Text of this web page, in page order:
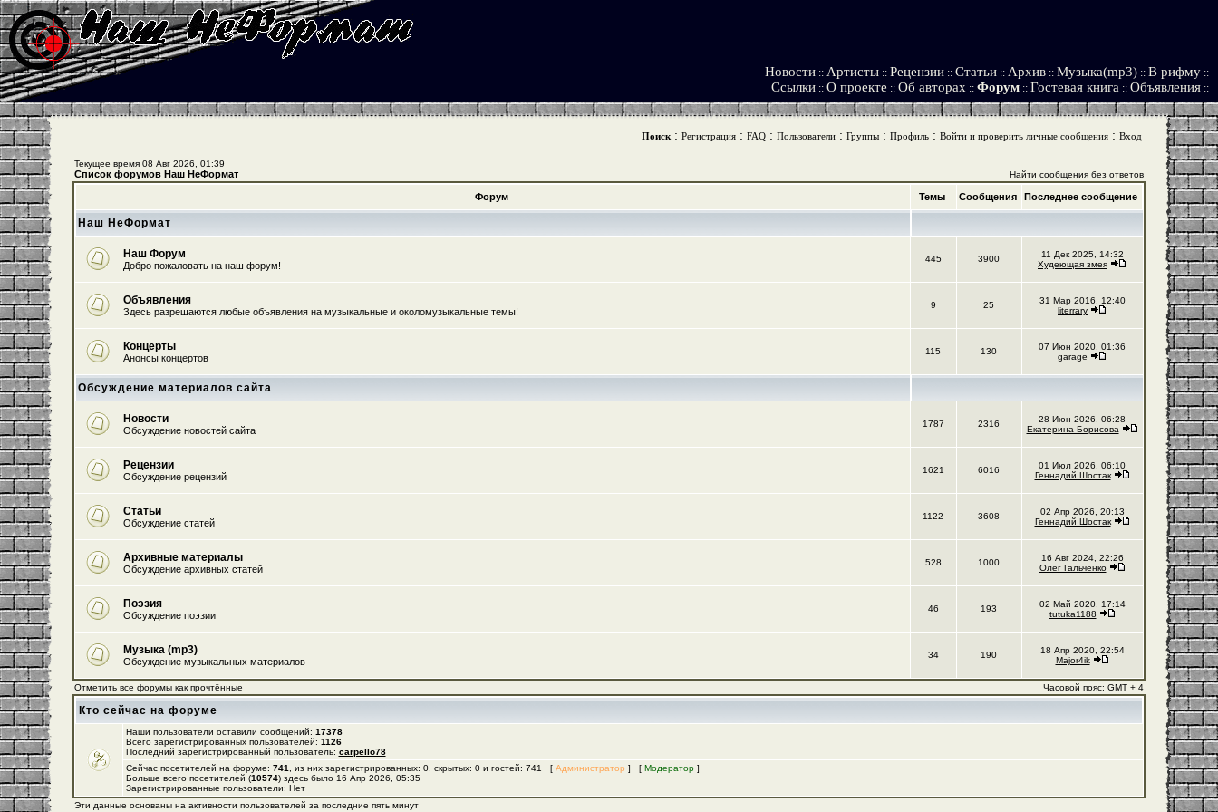
Новости :: Артисты :: Рецензии :: Статьи :: Архив :: Музыка(mp3) :: В рифму ::
Ссылки :: О проекте :: Об авторах :: Форум :: Гостевая книга :: Объявления ::
Поиск: Регистрация: FAQ: Пользователи: Группы: Профиль: Войти и проверить личные сообщения: Вход
Текущее время 08 Авг 2026, 01:39
Список форумов Наш НеФормат Найти сообщения без ответов
Форум Темы Сообщения Последнее сообщение
Наш НеФормат
Наш Форум
Добро пожаловать на наш форум!
445 3900
11 Дек 2025, 14:32
Худеющая змея
Объявления
Здесь разрешаются любые объявления на музыкальные и околомузыкальные темы!
9 25
31 Мар 2016, 12:40
literrary
Концерты
Анонсы концертов
115 130
07 Июн 2020, 01:36
garage
Обсуждение материалов сайта
Новости
Обсуждение новостей сайта
1787 2316
28 Июн 2026, 06:28
Екатерина Борисова
Рецензии
Обсуждение рецензий
1621 6016
01 Июл 2026, 06:10
Геннадий Шостак
Статьи
Обсуждение статей
1122 3608
02 Апр 2026, 20:13
Геннадий Шостак
Архивные материалы
Обсуждение архивных статей
528 1000
16 Авг 2024, 22:26
Олег Гальченко
Поэзия
Обсуждение поэзии
46 193
02 Май 2020, 17:14
tutuka1188
Музыка (mp3)
Обсуждение музыкальных материалов
34 190
18 Апр 2020, 22:54
Major4ik
Отметить все форумы как прочтённые Часовой пояс: GMT + 4
Кто сейчас на форуме
Наши пользователи оставили сообщений: 17378
Всего зарегистрированных пользователей: 1126
Последний зарегистрированный пользователь: carpello78
Сейчас посетителей на форуме: 741 , из них зарегистрированных: 0, скрытых: 0 и гостей: 741 [ Администратор ] [ Модератор]
Больше всего посетителей (10574) здесь было 16 Апр 2026, 05:35
Зарегистрированные пользователи: Нет
Эти данные основаны на активности пользователей за последние пять минут